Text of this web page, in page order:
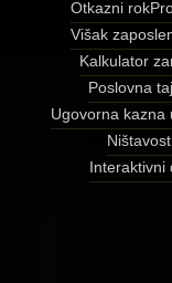
Otkazni rok
Višak
Kalkulator
Poslovna
Ugovorna kazna
Interaktivni